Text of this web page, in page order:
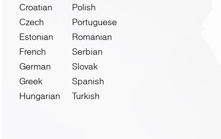
Croatian
Czech
Estonian
French
German
Greek
Hungarian
Polish
Portuguese
Romanian
Serbian
Slovak
Spanish
Turkish